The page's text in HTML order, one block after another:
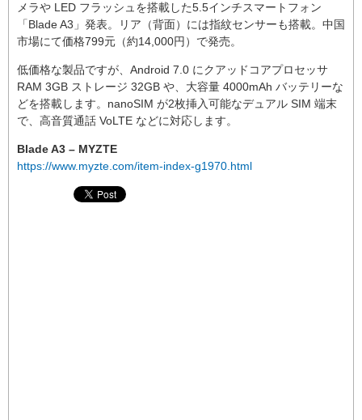
メラや LED フラッシュを搭載した5.5インチスマートフォン
「Blade A3」発表。リア（背面）には指紋センサーも搭載。中国
市場にて価格799元（約14,000円）で発売。
低価格な製品ですが、Android 7.0 にクアッドコアプロセッサ
RAM 3GB ストレージ 32GB や、大容量 4000mAh バッテリーな
どを搭載します。nanoSIM が2枚挿入可能なデュアル SIM 端末
で、高音質通話 VoLTE などに対応します。
Blade A3 – MYZTE
https://www.myzte.com/item-index-g1970.html